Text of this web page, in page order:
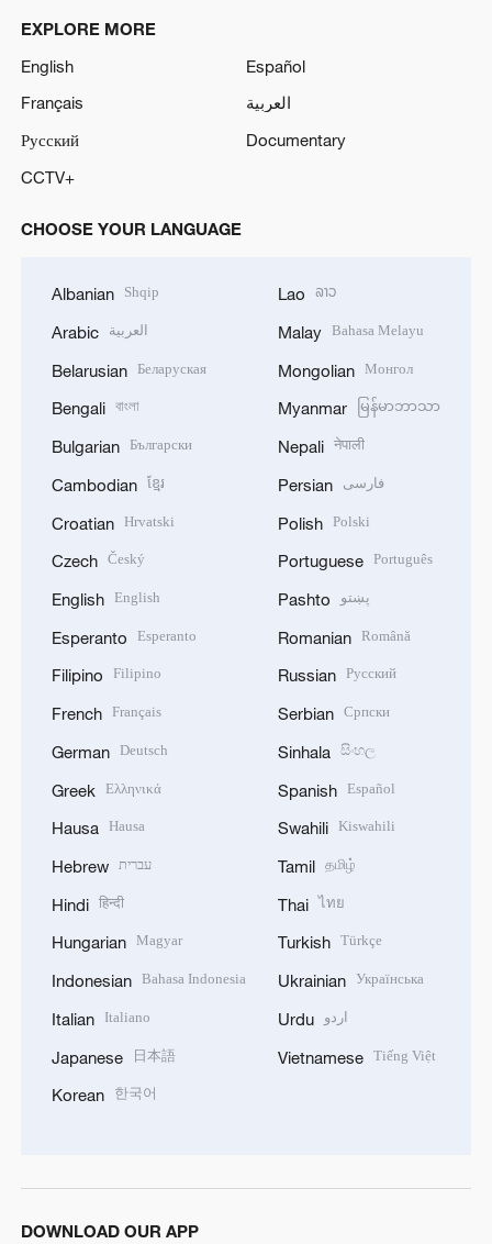
EXPLORE MORE
English
Español
Français
العربية
Русский
Documentary
CCTV+
CHOOSE YOUR LANGUAGE
Albanian Shqip
Arabic العربية
Belarusian Беларуская
Bengali বাংলা
Bulgarian Български
Cambodian ខ្មែរ
Croatian Hrvatski
Czech Český
English English
Esperanto Esperanto
Filipino Filipino
French Français
German Deutsch
Greek Ελληνικά
Hausa Hausa
Hebrew עברית
Hindi हिन्दी
Hungarian Magyar
Indonesian Bahasa Indonesia
Italian Italiano
Japanese 日本語
Korean 한국어
Lao ລາວ
Malay Bahasa Melayu
Mongolian Монгол
Myanmar မြန်မာဘာသာ
Nepali नेपाली
Persian فارسی
Polish Polski
Portuguese Português
Pashto پښتو
Romanian Română
Russian Русский
Serbian Српски
Sinhala සිංහල
Spanish Español
Swahili Kiswahili
Tamil தமிழ்
Thai ไทย
Turkish Türkçe
Ukrainian Українська
Urdu اردو
Vietnamese Tiếng Việt
DOWNLOAD OUR APP